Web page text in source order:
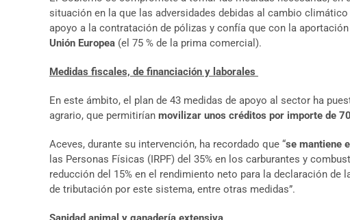
situación en la que las adversidades debidas al cambio
apoyo a la contratación de pólizas y confía que con la
Unión Europea (el 75 % de la prima comercial).
Medidas fiscales, de financiación y laborales
En este ámbito, el plan de 43 medidas de apoyo al sector ha
agrario, que permitirían movilizar unos créditos por importe de
Aceves, durante su intervención, ha recordado que “se mantiene
las Personas Físicas (IRPF) del 35% en los carburantes y
reducción del 15% en el rendimiento neto para la declaración
de tributación por este sistema, entre otras medidas”.